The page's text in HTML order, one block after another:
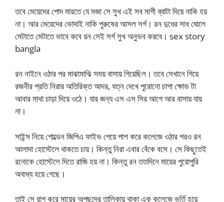
তবে মেয়েদের পোদ মারতে যে মজা সে সুখ এই সব মাগী ব্যাটা দিয়ে নাকি হয়
না। আর মেয়েদের ভোদাই নাকি পুরুষের আসল সর্গ। রন দুধের সাধ ঘোলে
মেটাতে মেটাতে ভাবে কবে রন সেই সর্গ সুখ অনুভব করবে। sex story
bangla
রন নাইনে ওঠার পর মাঝামাঝি সময় বাসায় গিয়েছিল। তবে সেখানে গিয়ে
রজনীর প্রতি নিরার অতিরিক্ত আদর, যত্ন দেখে পুরোনো চাপা ক্ষোভ টা
আবার মাথা চাড়া দিয়ে ওঠে। যার জন্য এস এস সির আগে আর বাসায় যায়
না।
সাইন্স নিয়ে গোল্ডেন জিপিএ ফাইভ পেয়ে পাশ করে কলেজে ওঠার পরও রন
আলাদা হোস্টেলে থাকতে চায়। কিন্তু নিরা এবার বেঁকে বসে। সে কিছুতেই
রনোকে হোস্টেলে দিতে রাজি হয় না। কিন্তু রন ততদিনে মায়ের পুরোপুরি
অবাধ্য হয়ে গেছে।
তাই সে রাগ করে মায়ের অপছন্দের তালিকায় থাকা এক কলেজে ভর্তি হয়ে